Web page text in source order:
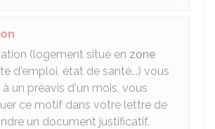
(logement situé en zone
d'emploi, état de santé...) vous
un préavis d'un mois, vous
ce motif dans votre lettre de
un document justificatif.